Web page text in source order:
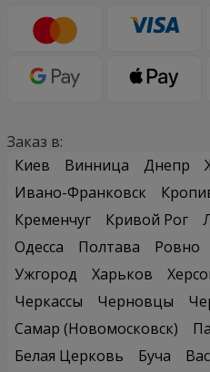
Заказ в:
Киев
Винница Днепр
Ивано-Франковск
Кременчуг
Кривой Рог
Одесса
Полтава Ровно
Ужгород
Харьков
Черкассы
Черновцы
Самар (Новомосковск)
Белая Церковь
Буча